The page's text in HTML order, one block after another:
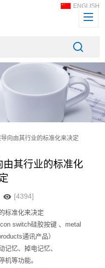
ENGLISH
向由其行业的标准化来决定
其行业的标准化
[4394]
准化来决定
switch硅胶按键 、metal
通讯产品）
记忆、掉电记忆、
机等功能。